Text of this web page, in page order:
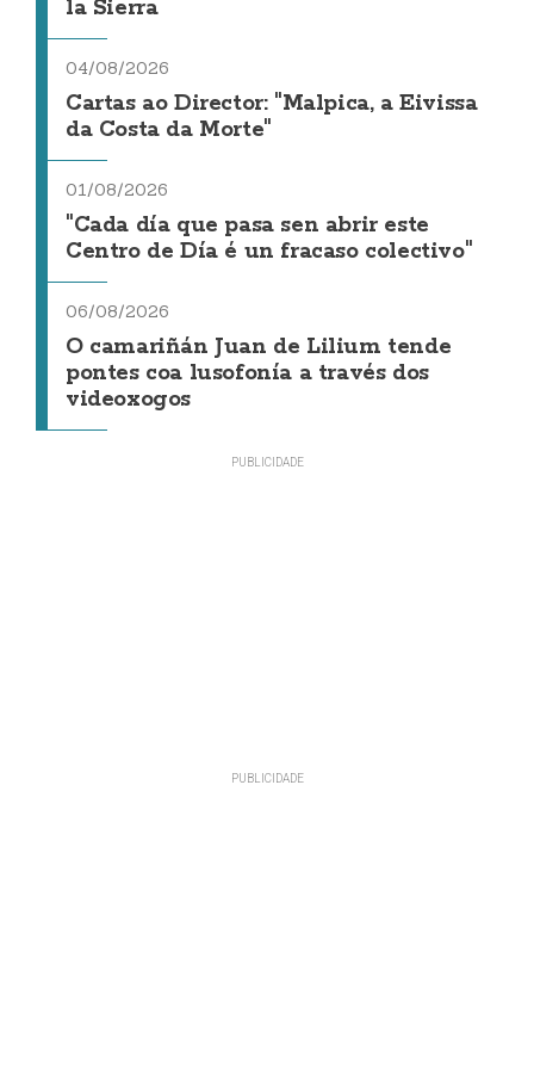
la Sierra
04/08/2026
Cartas ao Director: "Malpica, a Eivissa
da Costa da Morte"
01/08/2026
"Cada día que pasa sen abrir este
Centro de Día é un fracaso colectivo"
06/08/2026
O camariñán Juan de Lilium tende
pontes coa lusofonía a través dos
videoxogos